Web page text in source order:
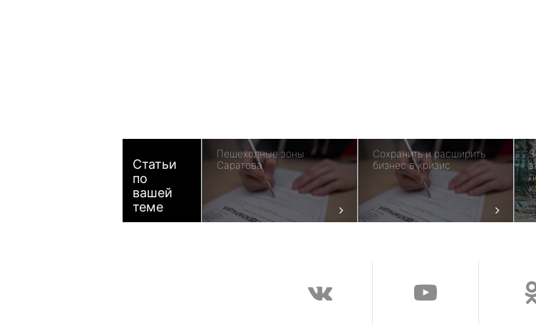
Статьи
по
вашей
теме
Пешеходные зоны
Саратова
Сохранить и расширить
бизнес в кризис